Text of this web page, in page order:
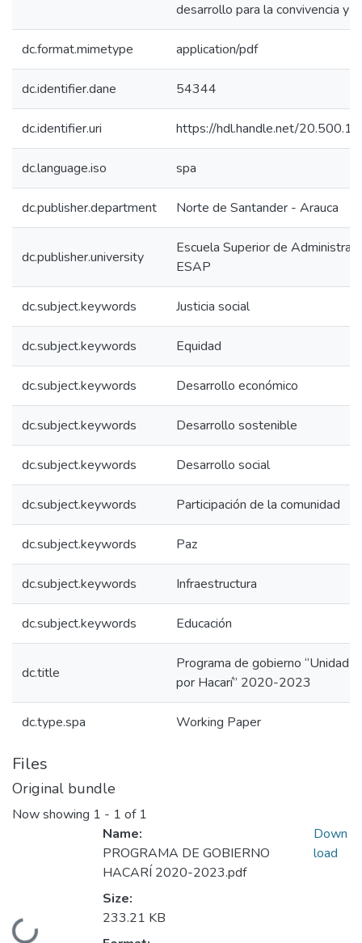
desarrollo para la convivencia y
dc.format.mimetype application/pdf
dc.identifier.dane 54344
dc.identifier.uri https://hdl.handle.net/
dc.language.iso spa
dc.publisher.department Norte de Santander - Arauca
dc.publisher.university
Escuela Superior de
ESAP
dc.subject.keywords Justicia social
dc.subject.keywords Equidad
dc.subject.keywords Desarrollo económico
dc.subject.keywords Desarrollo sostenible
dc.subject.keywords Desarrollo social
dc.subject.keywords Participación de la comunidad
dc.subject.keywords Paz
dc.subject.keywords Infraestructura
dc.subject.keywords Educación
dc.title
Programa de gobierno “Unidad
por Hacarí” 2020-2023
dc.type.spa Working Paper
Files
Original bundle
Now showing 1 - 1 of 1
Name:
PROGRAMA DE GOBIERNO
HACARÍ 2020-2023.pdf
Size:
233.21 KB
Down
load